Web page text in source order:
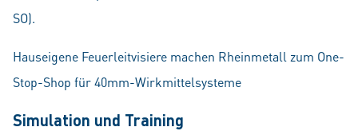
SO).
Hauseigene Feuerleitvisiere machen Rheinmetall zum One-
Stop-Shop für 40mm-Wirkmittelsysteme
Simulation und Training